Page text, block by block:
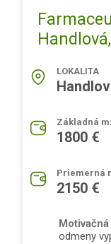
LOKALITA
Základná
1800 €
Priemerná
2150 €
odmeny